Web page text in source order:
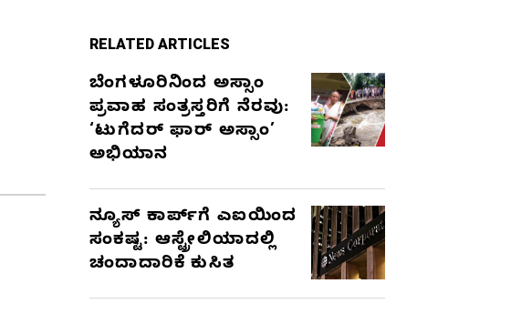
RELATED ARTICLES
ಬೆಂಗಳೂರಿನಿಂದ ಅಸ್ಸಾಂ
ಪ್ರವಾಹ ಸಂತ್ರಸ್ತರಿಗೆ ನೆರವು:
‘ಟುಗೆದರ್ ಫಾರ್ ಅಸ್ಸಾಂ’
ಅಭಿಯಾನ
ನ್ಯೂಸ್ ಕಾರ್ಪ್‌ಗೆ ಎಐಯಿಂದ
ಸಂಕಷ್ಟ: ಆಸ್ಟ್ರೇಲಿಯಾದಲ್ಲಿ
ಚಂದಾದಾರಿಕೆ ಕುಸಿತ